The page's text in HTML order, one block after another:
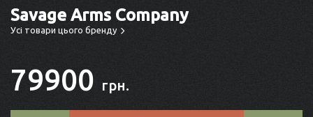
Savage Arms Company
Усі товари цього бренду
79900 грн.